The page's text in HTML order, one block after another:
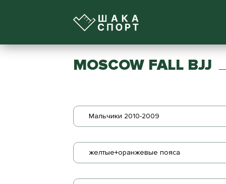
MOSCOW FALL BJJ
Мальчики 2010-2009
желтые+оранжевые пояса